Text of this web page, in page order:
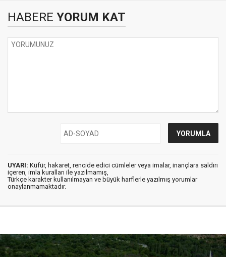
HABERE YORUM KAT
UYARI: Küfür, hakaret, rencide edici cümleler veya imalar, inançlara saldırı
içeren, imla kuralları ile yazılmamış,
Türkçe karakter kullanılmayan ve büyük harflerle yazılmış yorumlar
onaylanmamaktadır.